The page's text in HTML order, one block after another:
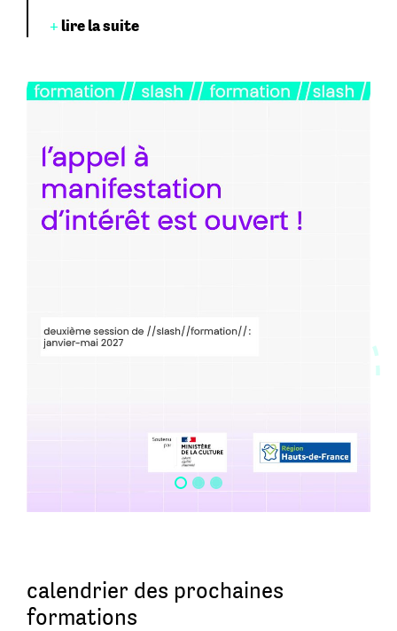
je manifeste mon intérêt !
♢ à distance et ponctuellement en
scénographes et photographes
professionnel·les ou tout autre artiste-
auteur·ice souhaitant développer des
activités dans le champ de la création
graphique, plastique et photographique
Session d’information le 15 septembre
+ lire la suite
calendrier des prochaines
formations